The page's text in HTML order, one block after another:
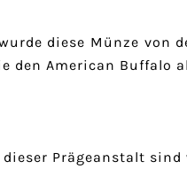
diese Münze von
den American Buffalo
dieser Prägeanstalt